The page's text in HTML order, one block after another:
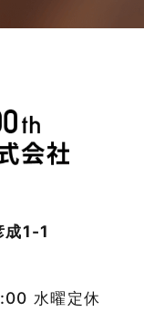
1-1
水曜定休